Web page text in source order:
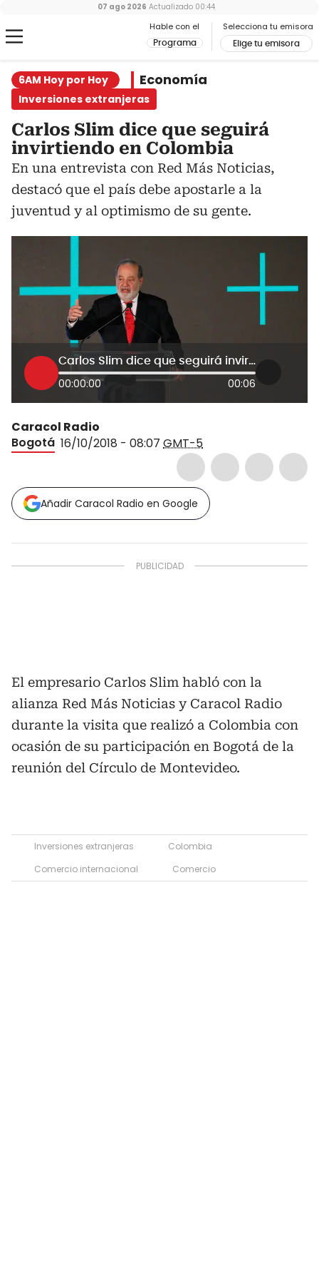
Hable con el
Programa
Selecciona tu emisora
Elige tu emisora
07 ago 2026 Actualizado 00:44
6AM Hoy por Hoy Economía
Inversiones extranjeras
Carlos Slim dice que seguirá
invirtiendo en Colombia
En una entrevista con Red Más Noticias,
destacó que el país debe apostarle a la
juventud y al optimismo de su gente.
Carlos Slim dice que seguirá invirtiendo en Colombia
00:00:00 00:06
Caracol Radio
Bogotá 16/10/2018 - 08:07 GMT-5
Añadir Caracol Radio en Google
El empresario Carlos Slim habló con la
alianza Red Más Noticias y Caracol Radio
durante la visita que realizó a Colombia con
ocasión de su participación en Bogotá de la
reunión del Círculo de Montevideo.
Inversiones extranjeras
Colombia
Comercio internacional
Comercio